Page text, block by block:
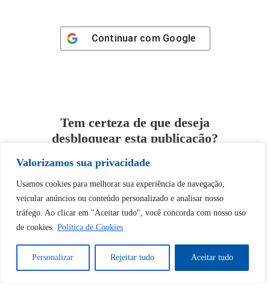
Valorizamos sua privacidade
Usamos cookies para melhorar sua experiência de navegação,
veicular anúncios ou conteúdo personalizado e analisar nosso
tráfego. Ao clicar em "Aceitar tudo", você concorda com nosso uso
de cookies. Política de Cookies
Personalizar Rejeitar tudo Aceitar tudo
Continuar com Google
Tem certeza de que deseja
desbloquear esta publicação?
Sim Não